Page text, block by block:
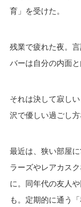
育」を受けた。
残業で疲れた夜。
バーは自分の内面と
それは決して寂し
沢で優しい過ごし方
最近は、狭い部屋
ラーズやレアカス
に。同年代の友人
も。定期的に通う